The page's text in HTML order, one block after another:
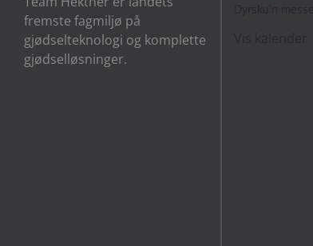
fremste fagmiljø på
gjødselteknologi og komplette
gjødselløsninger.